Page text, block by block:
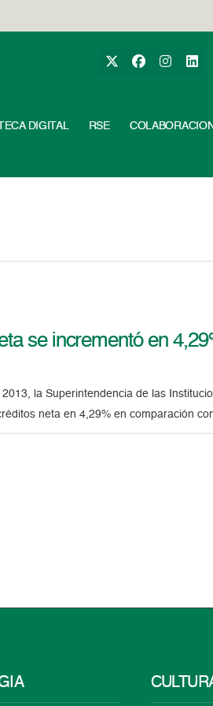
DIGITAL RSE
se incrementó en
la Superintendencia de las
neta en 4,29% en comparación